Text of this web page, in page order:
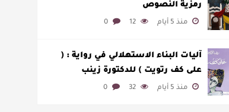
رمزية النصوص
منذ 5 أيام 12
0
آليات البناء الاستهلالي في رواية : (
على كف رتويت ) للدكتورة زينب
الخضيري
منذ 5 أيام 32
0